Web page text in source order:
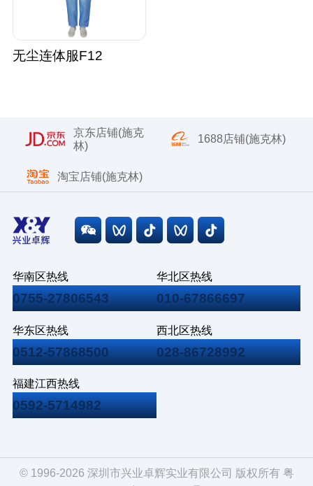
无尘连体服F12
京东店铺(施克
林)
1688店铺(施克林)
淘宝店铺(施克林)
华南区热线
0755-27806543
华北区热线
010-67866697
华东区热线
0512-57868500
西北区热线
028-86728992
福建江西热线
0592-5714982
© 1996-2026 深圳市兴业卓辉实业有限公司 版权所有 粤